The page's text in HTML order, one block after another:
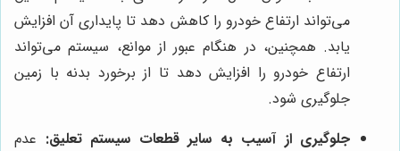
می‌تواند ارتفاع خودرو را کاهش دهد تا پایداری آن افزایش
یابد. همچنین، در هنگام عبور از موانع، سیستم می‌تواند
ارتفاع خودرو را افزایش دهد تا از برخورد بدنه با زمین
جلوگیری شود.
جلوگیری از آسیب به سایر قطعات سیستم تعلیق: عدم